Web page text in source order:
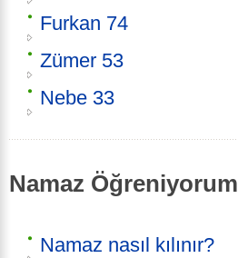
Furkan 74
Zümer 53
Nebe 33
Namaz Öğreniyorum
Namaz nasıl kılınır?